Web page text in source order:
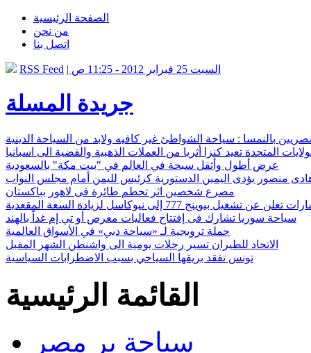
الصفحة الرئيسية
من نحن
اتصل بنا
RSS Feed | السبت 25 فبراير 2012 - 11:25 ص
جريدة المسلة
بالنمسا : سياحة الشواطئ غير كافيه ولابد من السياحة الدينية
المتحدة تعيد كنزا أثريا من العملات الذهبية والفضية الى اسبانيا
عرض أطول وأثقل سبحة في العالم في "بيت مكة" بالسعودية
منصور يؤدى اليمين الدستورية كرئيس لليمن أمام مجلس النواب
مصرع شخصين اثر تحطم طائرة فى لاهور بباكستان
تشغيل بيوينج 777 إلى نيوكاسل لزيادة السعة المقعدية
سياحة سوريا تشارك فى إفتتاح فعاليات معرض أو تي إم غداً بالهند
حملة ترويجية لـ «سياحة دبي» في الأسواق العالمية
الاتحاد للطيران تسير رحلات يومية الى واشنطن الشهر المقبل
تونس تفقد بريقها السياحي بسبب الاضطرابات السياسية
القائمة الرئيسية
سياحة بر مصر